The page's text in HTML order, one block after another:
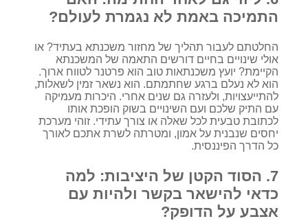
התמיכה באמת לא נגמרת לעולם?
החלטתם לעבור תהליך של מחזור משכנתא בעתיד? או
אולי שינויים בחיים דורשים התאמה של המשכנתא
הקיימת? יועץ משכנתאות טוב הוא פרטנר לטווח ארוך.
הוא לא נעלם ברגע שחתמתם. הוא נשאר זמין לשאלות,
להתייעצויות, ולעזרה גם שנים אחרי. היכרות מעמיקה
עם התיק שלכם ועם השינויים בשוק הופכת אותו
לכתובת טבעית לכל שאלה או צורך עתידי. זוהי מערכת
יחסים שנבנית על אמון, ומטרתה לשרת אתכם לאורך
כל הדרך הפיננסית.
7. הסוד הקטן של היציבות: למה
כדאי להישאר בקשר ולהיות עם
אצבע על הדופק?